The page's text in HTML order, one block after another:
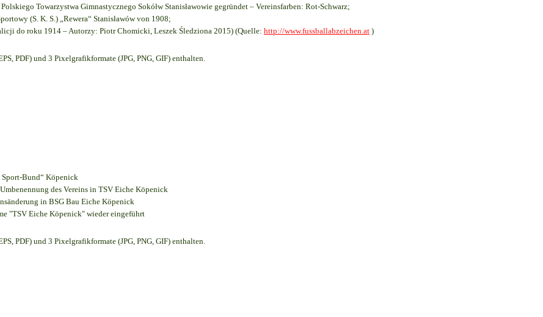
Towarzystwa Gimnastycznego Sokółw Stanisławowie gegründet – Vereinsfarben: Rot-Schwarz;
(S. K. S.) „Rewera“ Stanisławów von 1908;
do roku 1914 – Autorzy: Piotr Chomicki, Leszek Śledziona 2015) (Quelle: http://www.fussballabzeichen.at )
PDF) und 3 Pixelgrafikformate (JPG, PNG, GIF) enthalten.
Sport-Bund“ Köpenick
des Vereins in TSV Eiche Köpenick
in BSG Bau Eiche Köpenick
"TSV Eiche Köpenick" wieder eingeführt
PDF) und 3 Pixelgrafikformate (JPG, PNG, GIF) enthalten.